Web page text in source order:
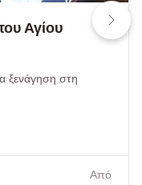
Αγίου
ξενάγηση στη
Από